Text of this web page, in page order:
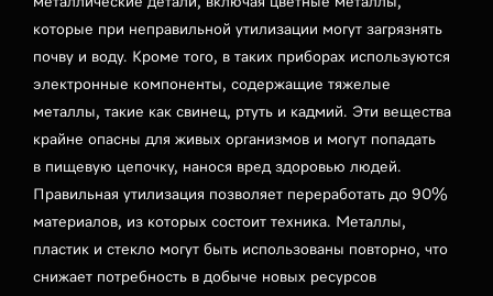
которые при неправильной утилизации могут загрязнять
почву и воду. Кроме того, в таких приборах используются
электронные компоненты, содержащие тяжелые
металлы, такие как свинец, ртуть и кадмий. Эти вещества
крайне опасны для живых организмов и могут попадать
в пищевую цепочку, нанося вред здоровью людей.
Правильная утилизация позволяет переработать до 90%
материалов, из которых состоит техника. Металлы,
пластик и стекло могут быть использованы повторно, что
снижает потребность в добыче новых ресурсов